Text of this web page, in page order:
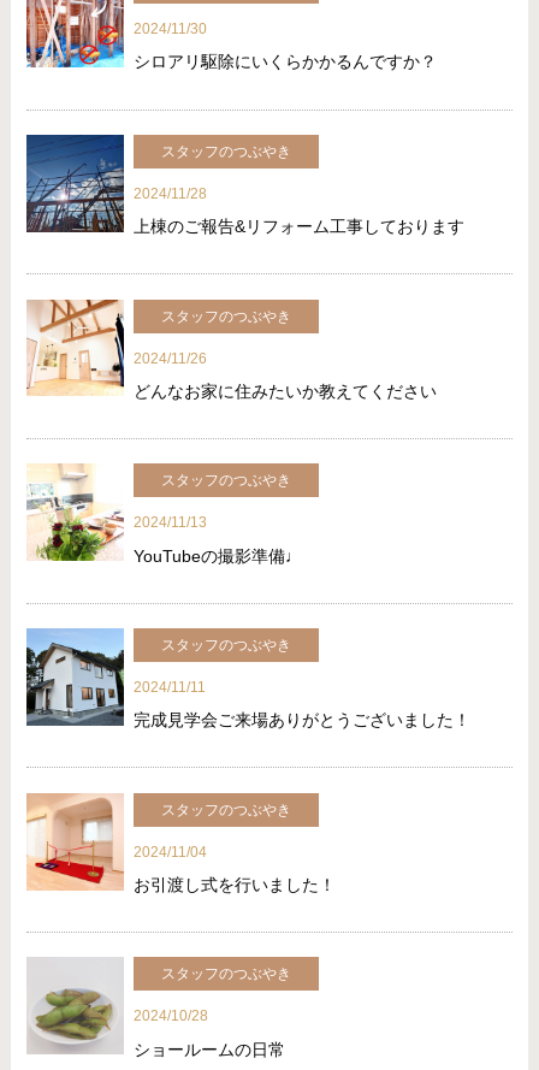
2024/11/30
シロアリ駆除にいくらかかるんですか？
スタッフのつぶやき
2024/11/28
上棟のご報告&リフォーム工事しております
スタッフのつぶやき
2024/11/26
どんなお家に住みたいか教えてください
スタッフのつぶやき
2024/11/13
YouTubeの撮影準備♩
スタッフのつぶやき
2024/11/11
完成見学会ご来場ありがとうございました！
スタッフのつぶやき
2024/11/04
お引渡し式を行いました！
スタッフのつぶやき
2024/10/28
ショールームの日常